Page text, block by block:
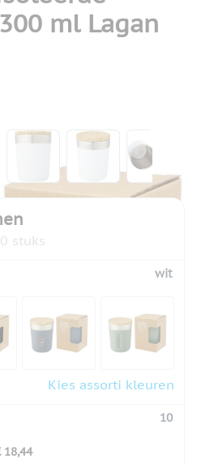
ml Lagan
larger image
View larger image
View larger
stuks
wit
Kies assorti kleuren
10
18,44